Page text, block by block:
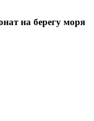
на берегу моря